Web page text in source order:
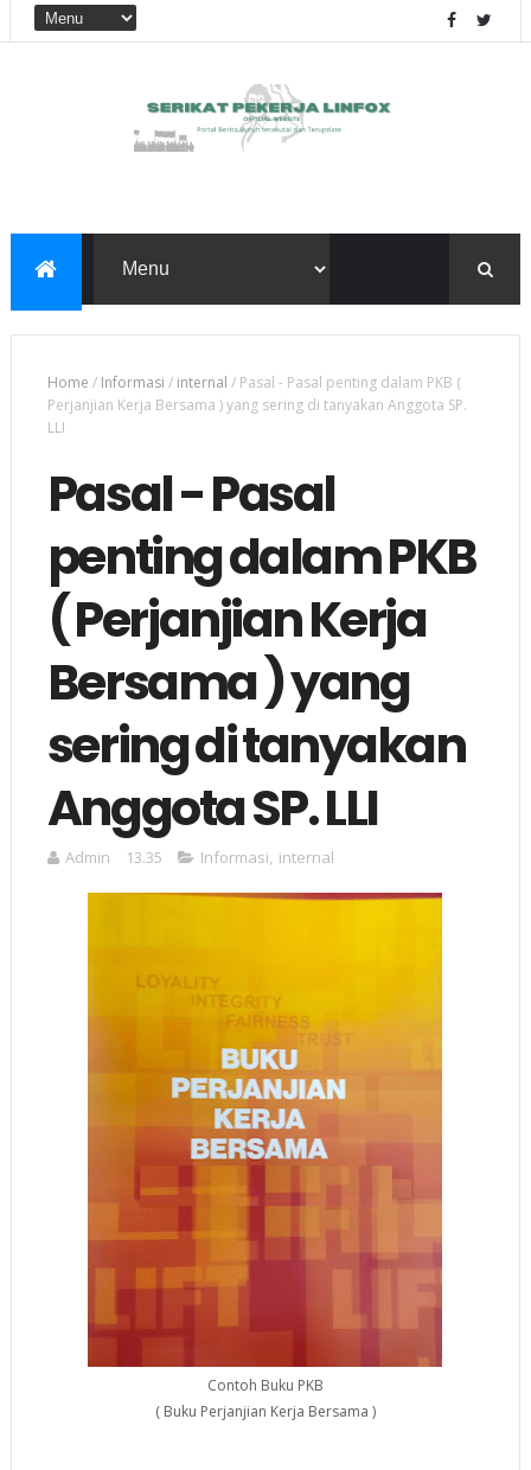
Home / Informasi / internal / Pasal - Pasal penting dalam PKB (
Perjanjian Kerja Bersama ) yang sering di tanyakan Anggota SP.
LLI
Pasal - Pasal
penting dalam PKB
( Perjanjian Kerja
Bersama ) yang
sering di tanyakan
Anggota SP. LLI
Admin 13.35 Informasi, internal
Contoh Buku PKB
( Buku Perjanjian Kerja Bersama )